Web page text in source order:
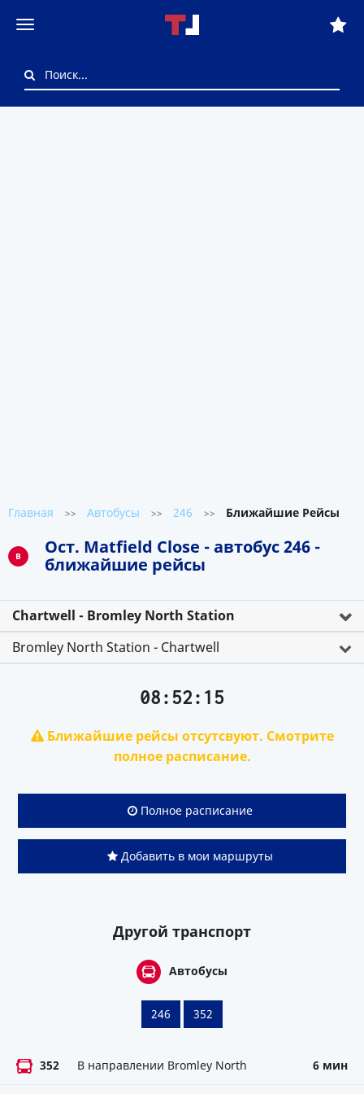
Главная >> Автобусы >> 246 >> Ближайшие Рейсы
B
Ост. Matfield Close - автобус 246 -
ближайшие рейсы
Chartwell - Bromley North Station
Bromley North Station - Chartwell
08:52:15
Ближайшие рейсы отсутсвуют. Смотрите
полное расписание.
Полное расписание
Добавить в мои маршруты
Другой транспорт
Автобусы
246 352
352 В направлении Bromley North 6 мин